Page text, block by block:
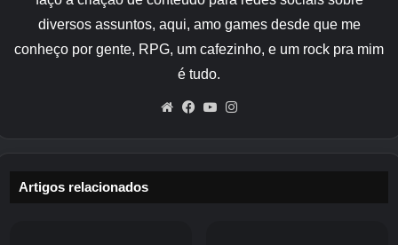
diversos assuntos, aqui, amo games desde que me
conheço por gente, RPG, um cafezinho, e um rock pra mim
é tudo.
WebsiteFacebook
YouTube
Artigos relacionados